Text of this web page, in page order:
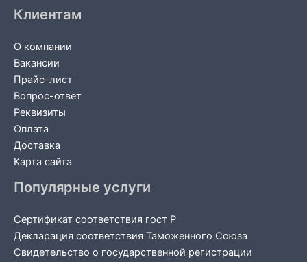
Клиентам
О компании
Вакансии
Прайс-лист
Вопрос-ответ
Реквизиты
Оплата
Доставка
Карта сайта
Популярные услуги
Сертификат соответствия гост Р
Декларация соответствия Таможенного Союза
Свидетельство о государственной регистрации